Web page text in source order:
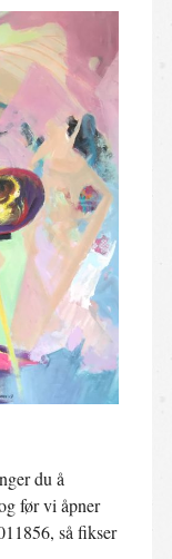
du å
før vi åpner
så fikser